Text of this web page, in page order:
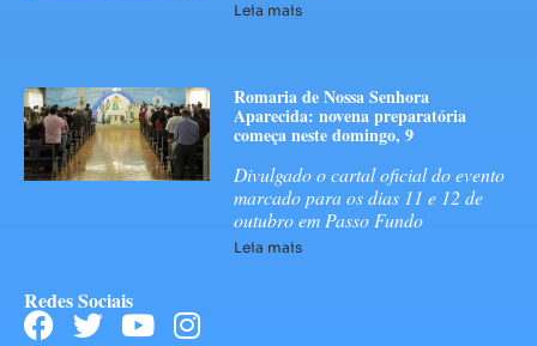
Leia mais
Romaria de Nossa Senhora
Aparecida: novena preparatória
começa neste domingo, 9
Divulgado o cartal oficial do evento
marcado para os dias 11 e 12 de
outubro em Passo Fundo
Leia mais
Redes Sociais